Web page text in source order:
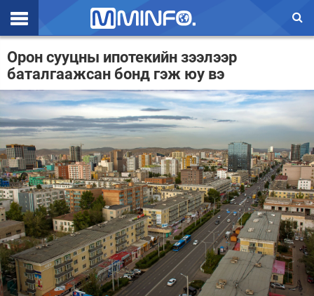
Эхлэл
Цаг агаар
Валют ханш
Улс төр
Эдийн засаг
Үзэл бодол
Спорт
Нийгэм
Дэлхий
Орон сууцны ипотекийн зээлээр
баталгаажсан бонд гэж юу вэ